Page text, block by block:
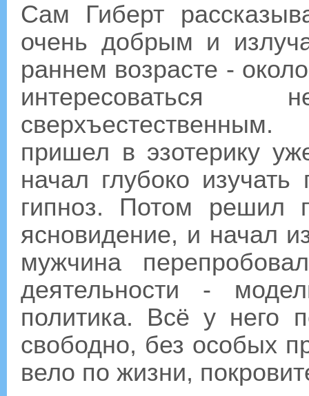
Сам Гиберт
очень добрым и
раннем возрасте -
интересоваться
пришел в эзотерику
начал глубоко
гипноз. Потом решил
ясновидение, и начал
мужчина
деятельности -
политика. Всё у него
свободно, без особых
вело по жизни,